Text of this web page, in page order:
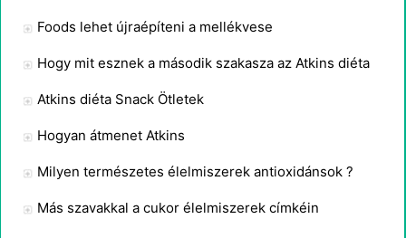
Foods lehet újraépíteni a mellékvese
Hogy mit esznek a második szakasza az Atkins diéta
Atkins diéta Snack Ötletek
Hogyan átmenet Atkins
Milyen természetes élelmiszerek antioxidánsok ?
Más szavakkal a cukor élelmiszerek címkéin